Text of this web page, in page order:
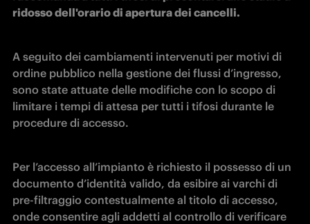
ridosso dell'orario di apertura dei cancelli.
A seguito dei cambiamenti intervenuti per motivi di
ordine pubblico nella gestione dei flussi d’ingresso,
sono state attuate delle modifiche con lo scopo di
limitare i tempi di attesa per tutti i tifosi durante le
procedure di accesso.
Per l’accesso all’impianto è richiesto il possesso di un
documento d’identità valido, da esibire ai varchi di
pre-filtraggio contestualmente al titolo di accesso,
onde consentire agli addetti al controllo di verificare